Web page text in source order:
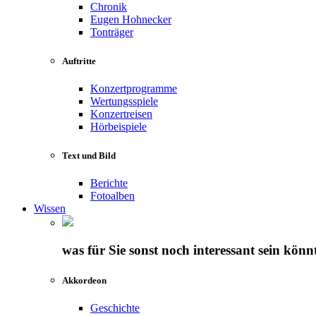
Chronik
Eugen Hohnecker
Tonträger
Auftritte
Konzertprogramme
Wertungsspiele
Konzertreisen
Hörbeispiele
Text und Bild
Berichte
Fotoalben
Wissen
was für Sie sonst noch interessant sein
Akkordeon
Geschichte